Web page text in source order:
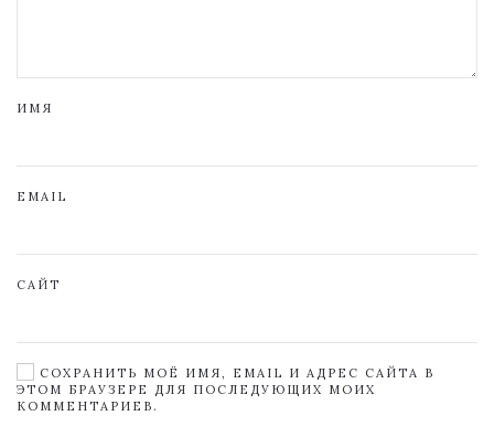
ИМЯ
EMAIL
САЙТ
СОХРАНИТЬ МОЁ ИМЯ, EMAIL И АДРЕС САЙТА В
ЭТОМ БРАУЗЕРЕ ДЛЯ ПОСЛЕДУЮЩИХ МОИХ
КОММЕНТАРИЕВ.